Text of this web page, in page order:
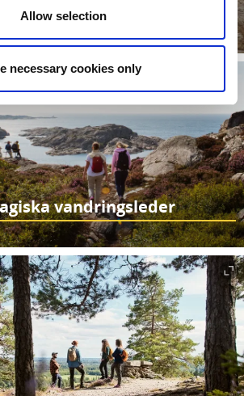
Allow selection
necessary cookies only
vandringsleder